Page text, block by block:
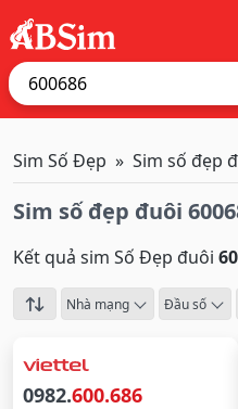
Sim Số Đẹp Sim số đẹp
Sim số đẹp đuôi
Kết quả sim Số Đẹp đuôi
Nhà mạng Đầu số
0982.600.686